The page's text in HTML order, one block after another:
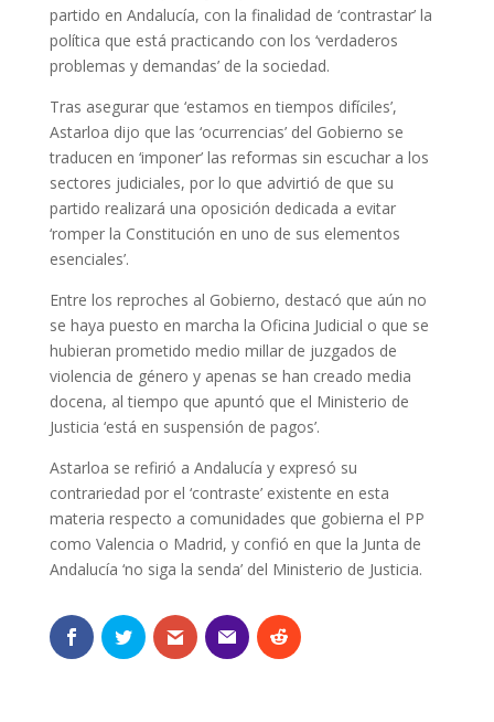
partido en Andalucía, con la finalidad de ‘contrastar’ la
política que está practicando con los ‘verdaderos
problemas y demandas’ de la sociedad.
Tras asegurar que ‘estamos en tiempos difíciles’,
Astarloa dijo que las ‘ocurrencias’ del Gobierno se
traducen en ‘imponer’ las reformas sin escuchar a los
sectores judiciales, por lo que advirtió de que su
partido realizará una oposición dedicada a evitar
‘romper la Constitución en uno de sus elementos
esenciales’.
Entre los reproches al Gobierno, destacó que aún no
se haya puesto en marcha la Oficina Judicial o que se
hubieran prometido medio millar de juzgados de
violencia de género y apenas se han creado media
docena, al tiempo que apuntó que el Ministerio de
Justicia ‘está en suspensión de pagos’.
Astarloa se refirió a Andalucía y expresó su
contrariedad por el ‘contraste’ existente en esta
materia respecto a comunidades que gobierna el PP
como Valencia o Madrid, y confió en que la Junta de
Andalucía ‘no siga la senda’ del Ministerio de Justicia.